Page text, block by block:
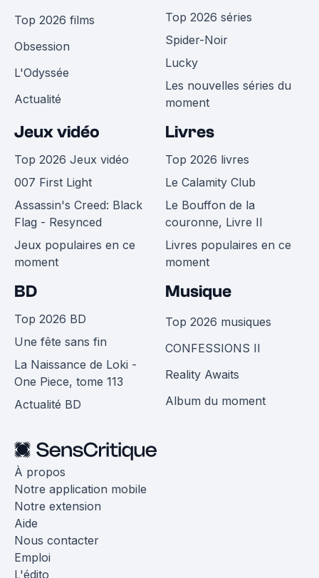
Top 2026 films
Obsession
L'Odyssée
Actualité
Top 2026 séries
Spider-Noir
Lucky
Les nouvelles séries du
moment
Jeux vidéo
Top 2026 Jeux vidéo
007 First Light
Assassin's Creed: Black
Flag - Resynced
Jeux populaires en ce
moment
Livres
Top 2026 livres
Le Calamity Club
Le Bouffon de la
couronne, Livre II
Livres populaires en ce
moment
BD
Top 2026 BD
Une fête sans fin
La Naissance de Loki -
One Piece, tome 113
Actualité BD
Musique
Top 2026 musiques
CONFESSIONS II
Reality Awaits
Album du moment
À propos
Notre application mobile
Notre extension
Aide
Nous contacter
Emploi
L'édito